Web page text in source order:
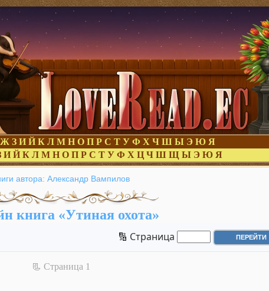
Ж З И Й К Л М Н О П Р С Т У Ф Х Ч Ш Ы Э Ю Я
И Й К Л М Н О П Р С Т У Ф Х Ц Ч Ш Щ Ы Э Ю Я
автора: Александр Вампилов
книга «Утиная охота»
🔢 Страница
📃 Cтраница 1